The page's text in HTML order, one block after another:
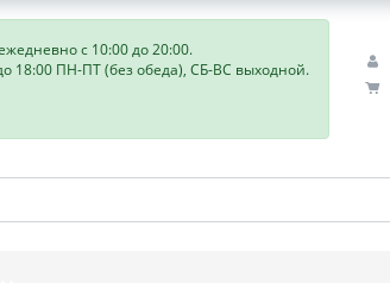
с 10:00 до 20:00.
18:00 ПН-ПТ (без обеда), СБ-ВС выходной.